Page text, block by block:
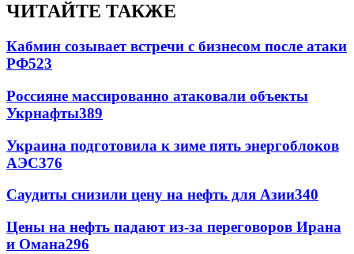
ЧИТАЙТЕ ТАКЖЕ
Кабмин созывает встречи с бизнесом после атаки
РФ523
Россияне массированно атаковали объекты
Укрнафты389
Украина подготовила к зиме пять энергоблоков
АЭС376
Саудиты снизили цену на нефть для Азии340
Цены на нефть падают из-за переговоров Ирана
и Омана296